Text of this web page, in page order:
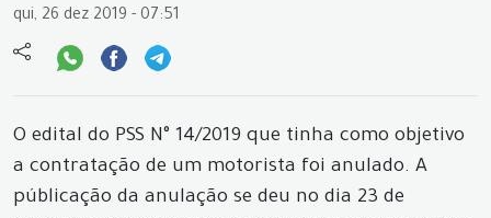
qui, 26 dez 2019 - 07:51
O edital do PSS N° 14/2019 que tinha como objetivo
a contratação de um motorista foi anulado. A
públicação da anulação se deu no dia 23 de